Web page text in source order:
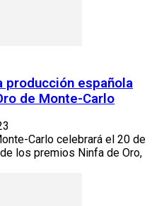
producción española
de Monte-Carlo
Carlo celebrará el 20 de
los premios Ninfa de Oro,